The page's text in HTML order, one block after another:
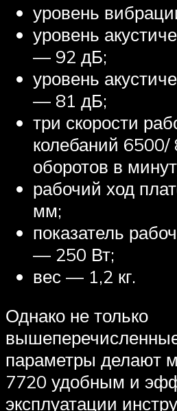
уровень
уровень
— 92 дБ;
уровень
— 81 дБ;
три скорости
колебаний
оборотов в
рабочий ход
мм;
показатель
— 250 Вт;
вес — 1,2 кг.
Однако не только
параметры делают
7720 удобным и
эксплуатации